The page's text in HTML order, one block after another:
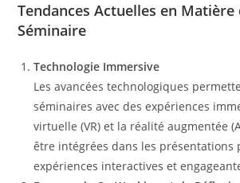
Tendances Actuelles en Matière
Séminaire
Technologie Immersive
Les avancées technologiques
séminaires avec des expériences
virtuelle (VR) et la réalité augmentée
être intégrées dans les présentations
expériences interactives et